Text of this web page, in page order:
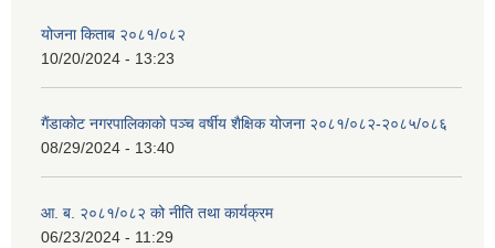
योजना किताब २०८१/०८२
10/20/2024 - 13:23
गैंडाकोट नगरपालिकाको पञ्च वर्षीय शैक्षिक योजना २०८१/०८२-२०८५/०८६
08/29/2024 - 13:40
आ. ब. २०८१/०८२ को नीति तथा कार्यक्रम
06/23/2024 - 11:29